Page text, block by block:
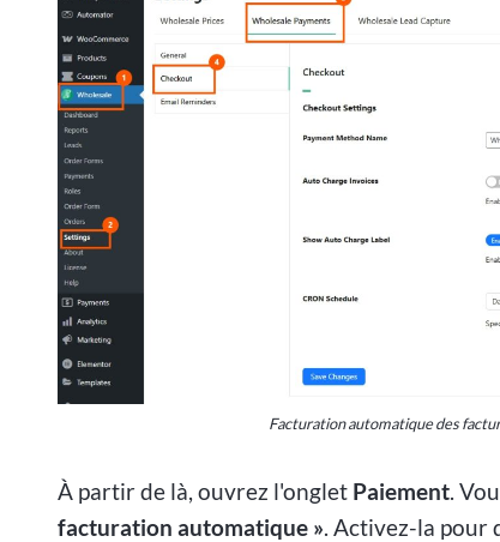
Facturation automatique des
À partir de là, ouvrez l'onglet Paiement.
facturation automatique ». Activez-la pour